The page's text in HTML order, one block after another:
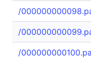
/
/
/